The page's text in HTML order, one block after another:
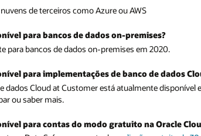
de terceiros como Azure ou AWS
para bancos de dados on-premises?
para bancos de dados on-premises em 2020.
para implementações de banco de dados
dados Cloud at Customer está atualmente
ou saber mais.
para contas do modo gratuito na Oracle